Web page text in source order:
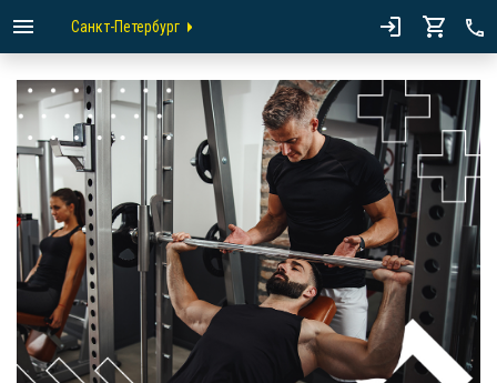
Санкт-Петербург